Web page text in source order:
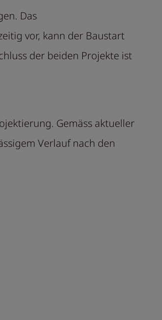
Das
vor, kann der Baustart
der beiden Projekte ist
Gemäss aktueller
Verlauf nach den